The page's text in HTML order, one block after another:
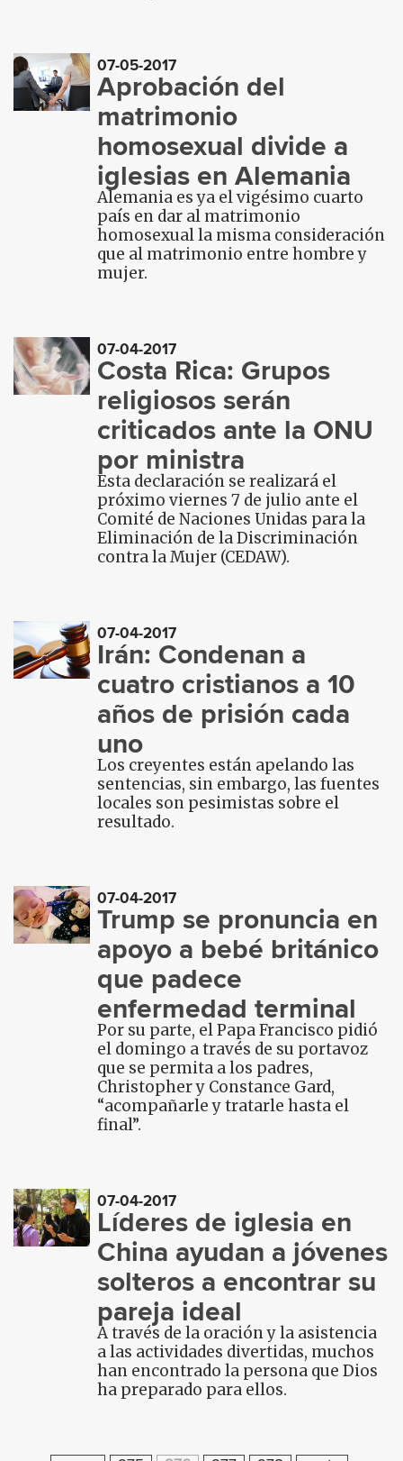
07-05-2017
Aprobación del
matrimonio
homosexual divide a
iglesias en Alemania
Alemania es ya el vigésimo cuarto
país en dar al matrimonio
homosexual la misma consideración
que al matrimonio entre hombre y
mujer.
07-04-2017
Costa Rica: Grupos
religiosos serán
criticados ante la ONU
por ministra
Esta declaración se realizará el
próximo viernes 7 de julio ante el
Comité de Naciones Unidas para la
Eliminación de la Discriminación
contra la Mujer (CEDAW).
07-04-2017
Irán: Condenan a
cuatro cristianos a 10
años de prisión cada
uno
Los creyentes están apelando las
sentencias, sin embargo, las fuentes
locales son pesimistas sobre el
resultado.
07-04-2017
Trump se pronuncia en
apoyo a bebé británico
que padece
enfermedad terminal
Por su parte, el Papa Francisco pidió
el domingo a través de su portavoz
que se permita a los padres,
Christopher y Constance Gard,
“acompañarle y tratarle hasta el
final”.
07-04-2017
Líderes de iglesia en
China ayudan a jóvenes
solteros a encontrar su
pareja ideal
A través de la oración y la asistencia
a las actividades divertidas, muchos
han encontrado la persona que Dios
ha preparado para ellos.